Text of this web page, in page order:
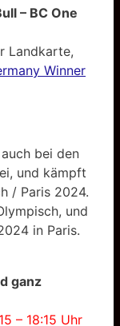
– BC One
Landkarte,
Winner
bei den
und kämpft
/ Paris 2024.
und
in Paris.
ganz
– 18:15 Uhr